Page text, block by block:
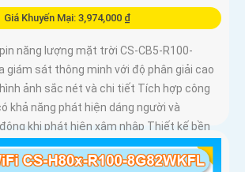
Giá Khuyến Mại: 3,974,000 ₫
năng lượng mặt trời CS-CB5-R100-
giám sát thông minh với độ phân giải cao
ảnh sắc nét và chi tiết Tích hợp công
khả năng phát hiện dáng người và
khi phát hiện xâm nhập Thiết kế bền
phù hợp lắp đặt trong mọi điều kiện thời
CS-CB5-R100-2F8WFL có khả năng còi